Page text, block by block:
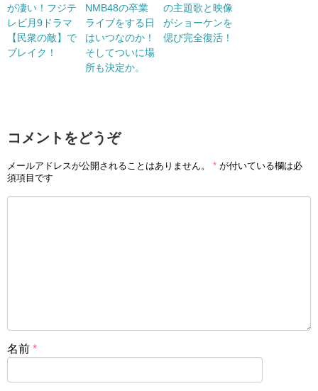
が凄い！フジテ
レビ月9ドラマ
【民衆の敵】で
ブレイク！
NMB48の卒業
ライブをする日
はいつなのか！
そしてついに場
所も決定か。
の主題歌と映像
がショーケンを
偲び完全復活！
コメントをどうぞ
メールアドレスが公開されることはありません。 * が付いている欄は必
須項目です
名前 *